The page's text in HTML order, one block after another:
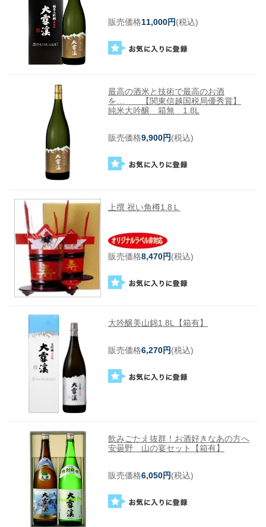
販売価格11,000円(税込)
最高の酒米と技術で最高のお酒
を… 【関東信越国税局優秀賞】
純米大吟醸 箱無 1.8L
販売価格9,900円(税込)
上撰 祝い角樽1.8Ｌ
販売価格8,470円(税込)
大吟醸美山錦1.8L【箱有】
販売価格6,270円(税込)
飲みごたえ抜群！お酒好きなあの方へ
安曇野 山の宴セット【箱有】
販売価格6,050円(税込)